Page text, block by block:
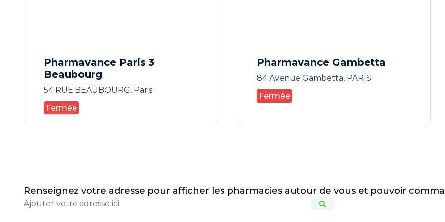
Pharmavance Paris 3
Beaubourg
54 RUE BEAUBOURG, Paris
Fermée
Pharmavance Gambetta
84 Avenue Gambetta, PARIS
Fermée
Renseignez votre adresse pour afficher les pharmacies autour de vous et pouvoir